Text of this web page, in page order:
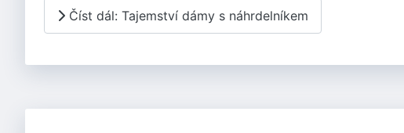
Číst dál: Tajemství dámy s náhrdelníkem